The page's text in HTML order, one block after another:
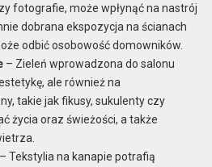
fotografie, może wpłynąć na nastrój
dobrana ekspozycja na ścianach
odbić osobowość domowników.
– Zieleń wprowadzona do salonu
ale również na
takie jak fikusy, sukulenty czy
życia oraz świeżości, a także
Tekstylia na kanapie potrafią